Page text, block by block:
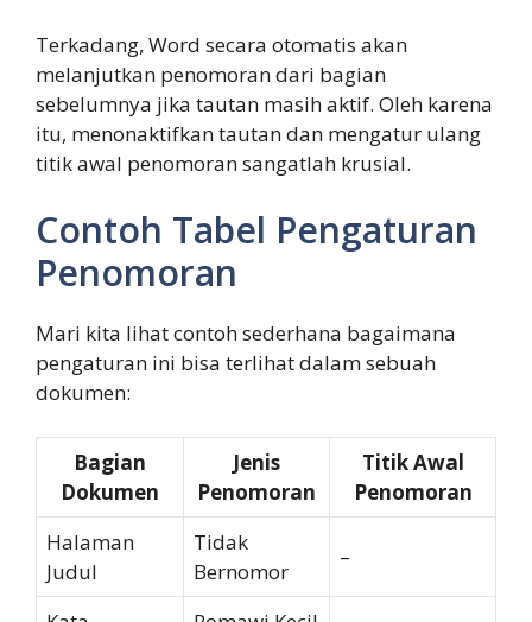
Terkadang, Word secara otomatis akan
melanjutkan penomoran dari bagian
sebelumnya jika tautan masih aktif. Oleh karena
itu, menonaktifkan tautan dan mengatur ulang
titik awal penomoran sangatlah krusial.
Contoh Tabel Pengaturan
Penomoran
Mari kita lihat contoh sederhana bagaimana
pengaturan ini bisa terlihat dalam sebuah
dokumen:
Bagian
Dokumen
Jenis
Penomoran
Titik Awal
Penomoran
Halaman
Judul
Tidak
Bernomor
–